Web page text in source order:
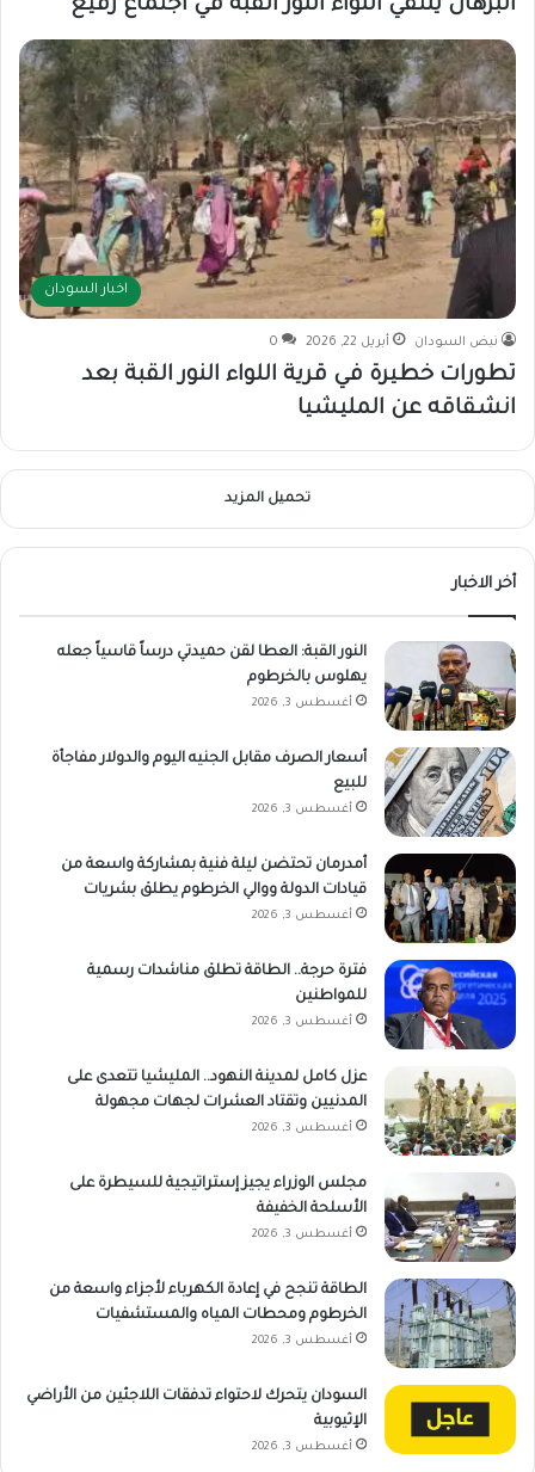
البرهان يلتقي اللواء النور القبة في اجتماع رفيع
اخبار السودان
نبض السودان أبريل 22, 2026 0
تطورات خطيرة في قرية اللواء النور القبة بعد
انشقاقه عن المليشيا
تحميل المزيد
أخر الاخبار
النور القبة: العطا لقن حميدتي درساً قاسياً جعله
يهلوس بالخرطوم
أغسطس 3, 2026
أسعار الصرف مقابل الجنيه اليوم والدولار مفاجأة
للبيع
أغسطس 3, 2026
أمدرمان تحتضن ليلة فنية بمشاركة واسعة من
قيادات الدولة ووالي الخرطوم يطلق بشريات
أغسطس 3, 2026
فترة حرجة.. الطاقة تطلق مناشدات رسمية
للمواطنين
أغسطس 3, 2026
عزل كامل لمدينة النهود.. المليشيا تتعدى على
المدنيين وتقتاد العشرات لجهات مجهولة
أغسطس 3, 2026
مجلس الوزراء يجيز إستراتيجية للسيطرة على
الأسلحة الخفيفة
أغسطس 3, 2026
الطاقة تنجح في إعادة الكهرباء لأجزاء واسعة من
الخرطوم ومحطات المياه والمستشفيات
أغسطس 3, 2026
السودان يتحرك لاحتواء تدفقات اللاجئين من الأراضي
الإثيوبية
أغسطس 3, 2026